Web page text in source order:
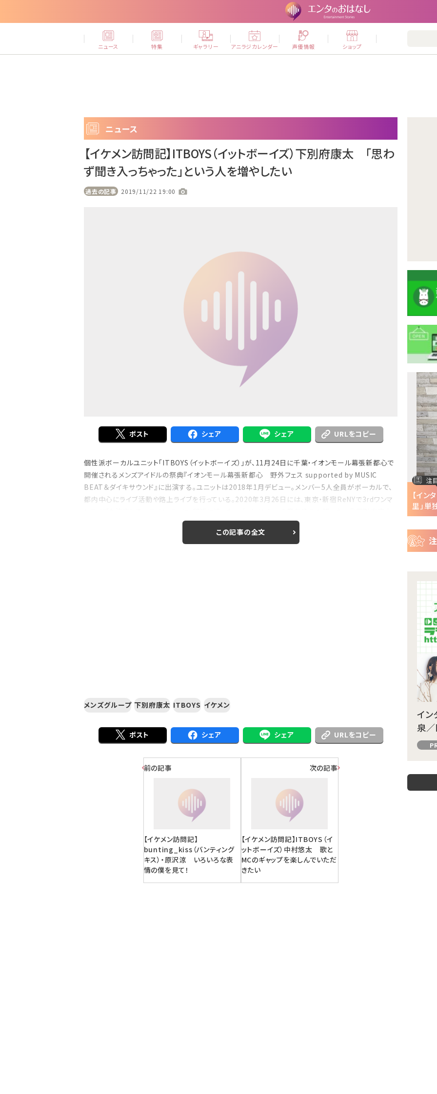
ニュース 特集 ギャラリー アニラジカレンダー 声優情報 ショップ
ニュース
【イケメン訪問記】ITBOYS（イットボーイズ）下別府康太 「思わ
ず聞き入っちゃった」という人を増やしたい
過去の記事 2019/11/22 19:00
ポスト シェア シェア URLをコピー
個性派ボーカルユニット「ITBOYS（イットボーイズ）」が、11月24日に千葉・イオンモール幕張新都心で
開催されるメンズアイドルの祭典『イオンモール幕張新都心 野外フェス supported by MUSIC
BEAT＆ダイキサウンド』に出演する。ユニットは2018年1月デビュー。メンバー5人全員がボーカルで、
都内中心にライブ活動や路上ライブを行っている。2020年3月26日には、東京・新宿ReNYで3rdワンマ
この記事の全文
メンズグループ 下別府康太 ITBOYS イケメン
ポスト シェア シェア URLをコピー
前の記事
【イケメン訪問記】
bunting_kiss（バンティング
キス）・原沢涼 いろいろな表
情の僕を見て！
次の記事
【イケメン訪問記】ITBOYS（イ
ットボーイズ）中村悠太 歌と
MCのギャップを楽しんでいただ
きたい
注
目
ニ
ー
ス
注目の特集
【インタビュー】本仮屋ユイカ、ラジオ5年半で
たどり着いた”今”「...
注目の特集
【インタビュー】『株式会社マジルミエ』第2期の
声優・ファイルーズ...
注
【イン
里」単
イン
泉